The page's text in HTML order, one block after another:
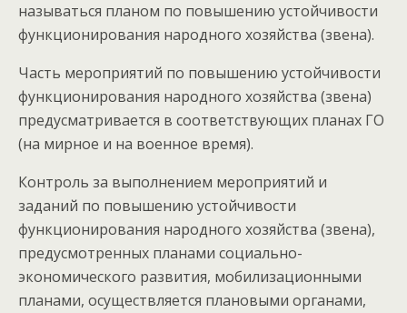
называться планом по повышению устойчивости
функционирования народного хозяйства (звена).
Часть мероприятий по повышению устойчивости
функционирования народного хозяйства (звена)
предусматривается в соответствующих планах ГО
(на мирное и на военное время).
Контроль за выполнением мероприятий и
заданий по повышению устойчивости
функционирования народного хозяйства (звена),
предусмотренных планами социально-
экономического развития, мобилизационными
планами, осуществляется плановыми органами,